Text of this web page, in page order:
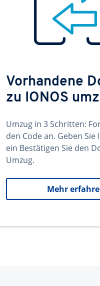
Vorhandene
zu IONOS
Umzug in 3 Schritten:
den Code an. Geben Sie
ein Bestätigen Sie den
Umzug.
Mehr